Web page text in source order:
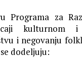
Programa za
kulturnom i
i negovanju
dodeljuju: